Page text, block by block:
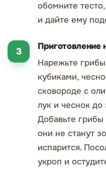
обомните
и дайте ему
Приготовление
Нарежьте
кубиками,
сковороде с
лук и чеснок до
Добавьте грибы
они не станут
испарится.
укроп и